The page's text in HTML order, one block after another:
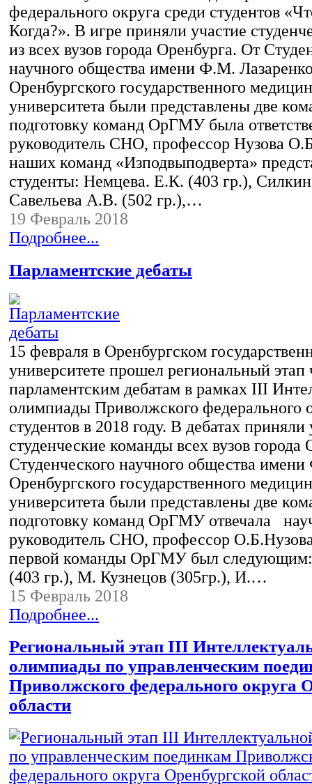
федерального округа среди студентов
Когда?». В игре приняли участие
из всех вузов города Оренбурга. От
научного общества имени Ф.М.
Оренбургского государственного
университета были представлены две
подготовку команд ОрГМУ была
руководитель СНО, профессор Нузова
наших команд «Изподвыподверта»
студенты: Немцева. Е.К. (403 гр.),
Савельева А.В. (502 гр.),…
19 Февраль 2018
Подробнее...
Парламентские дебаты
15 февраля в Оренбургском
университете прошел региональный этап
парламентским дебатам в рамках III
олимпиады Приволжского федерального
студентов в 2018 году. В дебатах приняли
студенческие команды всех вузов города
Студенческого научного общества
Оренбургского государственного
университета были представлены две
подготовку команд ОрГМУ отвечала
руководитель СНО, профессор
первой команды ОрГМУ был
(403 гр.), М. Кузнецов (305гр.), И.…
15 Февраль 2018
Подробнее...
Региональный этап III
олимпиады по управленческим
Приволжского федерального округа
области